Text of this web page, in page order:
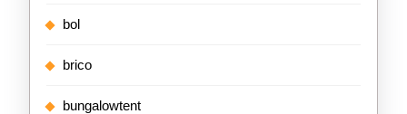
bol
brico
bungalowtent